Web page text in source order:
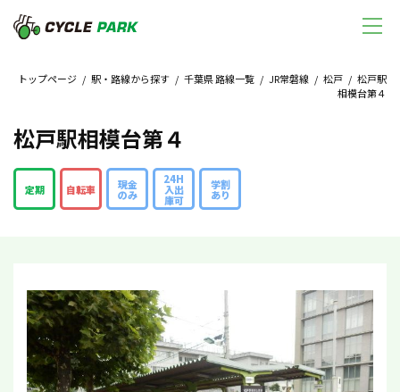
トップページ / 駅・路線から探す / 千葉県 路線一覧 / JR常磐線 / 松戸 / 松戸駅
相模台第４
松戸駅相模台第４
定期 自転車 現金
のみ
24H
入出
庫可
学割
あり